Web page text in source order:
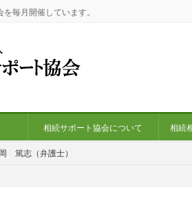
毎月開催しています。
相続サポート協会について 相続
岡 篤志（弁護士）